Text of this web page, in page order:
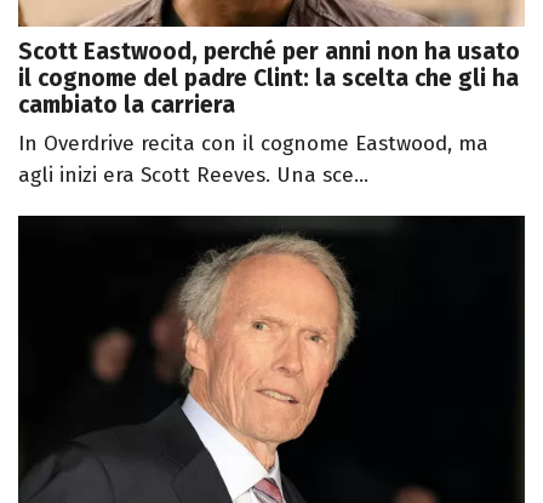
Scott Eastwood, perché per anni non ha usato
il cognome del padre Clint: la scelta che gli ha
cambiato la carriera
In Overdrive recita con il cognome Eastwood, ma
agli inizi era Scott Reeves. Una sce...